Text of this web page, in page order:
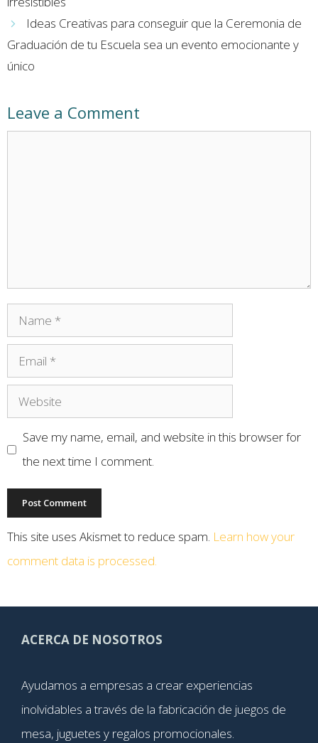
Ideas Creativas para conseguir que la Ceremonia de
Graduación de tu Escuela sea un evento emocionante y
único
Leave a Comment
Save my name, email, and website in this browser for
the next time I comment.
This site uses Akismet to reduce spam. Learn how your
comment data is processed.
ACERCA DE NOSOTROS
Ayudamos a empresas a crear experiencias
inolvidables a través de la fabricación de juegos de
mesa, juguetes y regalos promocionales.